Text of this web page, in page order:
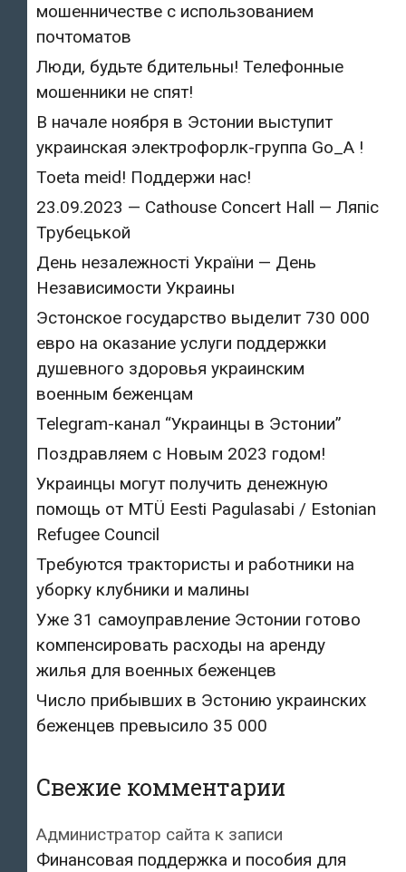
мошенничестве с использованием
почтоматов
Люди, будьте бдительны! Телефонные
мошенники не спят!
В начале ноября в Эстонии выступит
украинская электрофорлк-группа Go_A !
Toeta meid! Поддержи нас!
23.09.2023 — Cathouse Concert Hall — Ляпіс
Трубецькой
День незалежності України — День
Независимости Украины
Эстонское государство выделит 730 000
евро на оказание услуги поддержки
душевного здоровья украинским
военным беженцам
Telegram-канал “Украинцы в Эстонии”
Поздравляем с Новым 2023 годом!
Украинцы могут получить денежную
помощь от MTÜ Eesti Pagulasabi / Estonian
Refugee Council
Требуются трактористы и работники на
уборку клубники и малины
Уже 31 самоуправление Эстонии готово
компенсировать расходы на аренду
жилья для военных беженцев
Число прибывших в Эстонию украинских
беженцев превысило 35 000
Свежие комментарии
Администратор сайта к записи
Финансовая поддержка и пособия для